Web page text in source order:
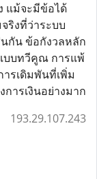
แม้จะมีข้อได้
ริงที่ว่าระบบ
กัน ข้อกังวลหลัก
บบทวีคูณ การแพ้
ารเดิมพันที่เพิ่ม
การเงินอย่างมาก
193.29.107.243